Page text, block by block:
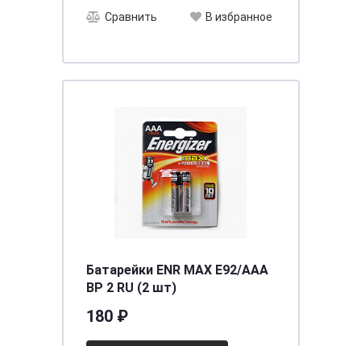
Сравнить В избранное
Батарейки ENR MAX E92/AAA
BP 2 RU (2 шт)
180 ₽